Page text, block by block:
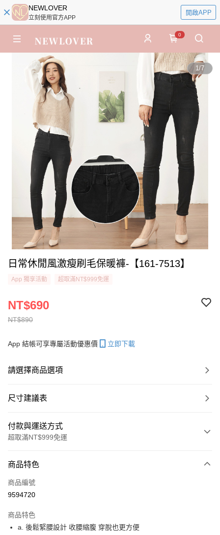
NEWLOVER
立刻使用官方APP
開啟APP
0
1/7
日常休閒風激瘦刷毛保暖褲-【161-7513】
App 獨享活動 超取滿NT$999免運
NT$890
NT$690
App 結帳可享專屬活動優惠價 立即下載
請選擇商品選項
尺寸建議表
付款與運送方式
超取滿NT$999免運
信用卡一次付款
超商取貨付款
ATM付款
商品特色
商品編號
9594720
商品特色
a. 後鬆緊腰設計 收腰縮腹 穿脫也更方便